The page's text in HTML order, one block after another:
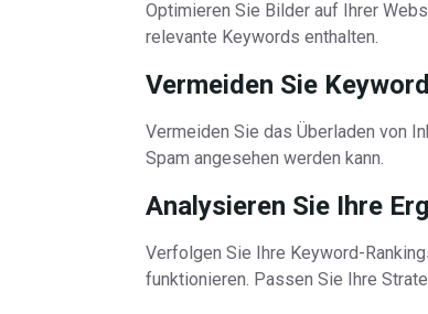
Optimieren Sie Bilder auf Ihrer
relevante Keywords enthalten.
Vermeiden Sie
Vermeiden Sie das Überladen von
Spam angesehen werden kann.
Analysieren Sie Ihre
Verfolgen Sie Ihre Keyword-
funktionieren. Passen Sie Ihre